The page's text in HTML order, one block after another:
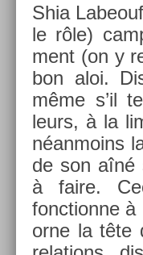
Shia
le rôle)
ment (on y
bon aloi.
même s’il
leurs, à la
néan­moins
de son aîné
à faire.
fonction­ne à
orne la tête